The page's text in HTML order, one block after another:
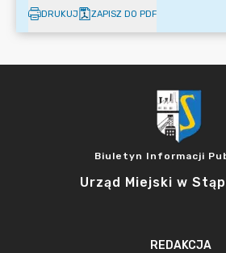
DRUKUJ ZAPISZ DO PDF
Biuletyn Informacji
Urząd Miejski w
REDAKCJA